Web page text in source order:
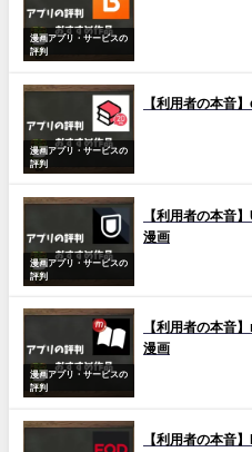
漫画アプリ・サービスの
評判
漫画アプリ・サービスの
評判
【利用者の本音
漫画アプリ・サービスの
評判
【利用者の本音
漫画
漫画アプリ・サービスの
評判
【利用者の本音
漫画
【利用者の本音